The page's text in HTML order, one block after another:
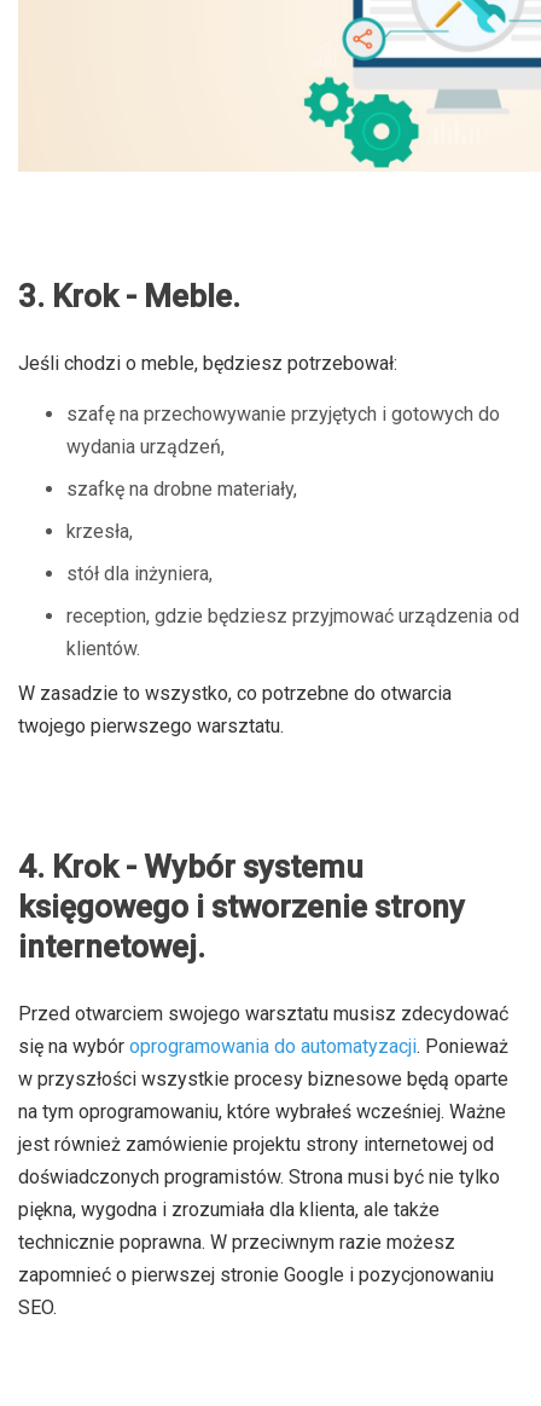
3. Krok - Meble.
Jeśli chodzi o meble, będziesz potrzebował:
szafę na przechowywanie przyjętych i gotowych do
wydania urządzeń,
szafkę na drobne materiały,
krzesła,
stół dla inżyniera,
reception, gdzie będziesz przyjmować urządzenia od
klientów.
W zasadzie to wszystko, co potrzebne do otwarcia
twojego pierwszego warsztatu.
4. Krok - Wybór systemu
księgowego i stworzenie strony
internetowej.
Przed otwarciem swojego warsztatu musisz zdecydować
się na wybór oprogramowania do automatyzacji. Ponieważ
w przyszłości wszystkie procesy biznesowe będą oparte
na tym oprogramowaniu, które wybrałeś wcześniej. Ważne
jest również zamówienie projektu strony internetowej od
doświadczonych programistów. Strona musi być nie tylko
piękna, wygodna i zrozumiała dla klienta, ale także
technicznie poprawna. W przeciwnym razie możesz
zapomnieć o pierwszej stronie Google i pozycjonowaniu
SEO.